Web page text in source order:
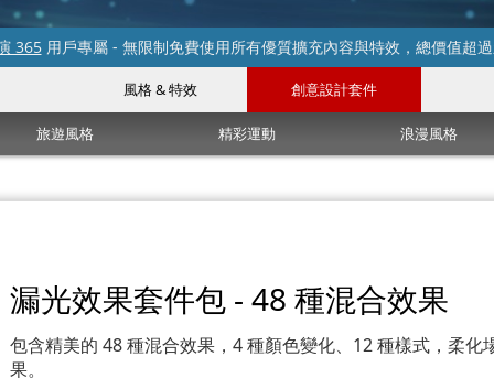
365用戶專屬 - 無限制免費使用所有優質擴充內容與特效，總價值超
風格 & 特效 創意設計套件
旅遊風格 精彩運動 浪漫風格
漏光效果套件包 - 48 種混合效果
包含精美的 48 種混合效果，4 種顏色變化、12 種樣式，柔化
果。